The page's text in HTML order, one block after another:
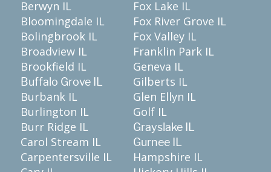
Berwyn IL
Bloomingdale IL
Bolingbrook IL
Broadview IL
Brookfield IL
Buffalo Grove IL
Burbank IL
Burlington IL
Burr Ridge IL
Carol Stream IL
Carpentersville IL
Fox Lake IL
Fox River Grove IL
Fox Valley IL
Franklin Park IL
Geneva IL
Gilberts IL
Glen Ellyn IL
Golf IL
Grayslake IL
Gurnee IL
Hampshire IL